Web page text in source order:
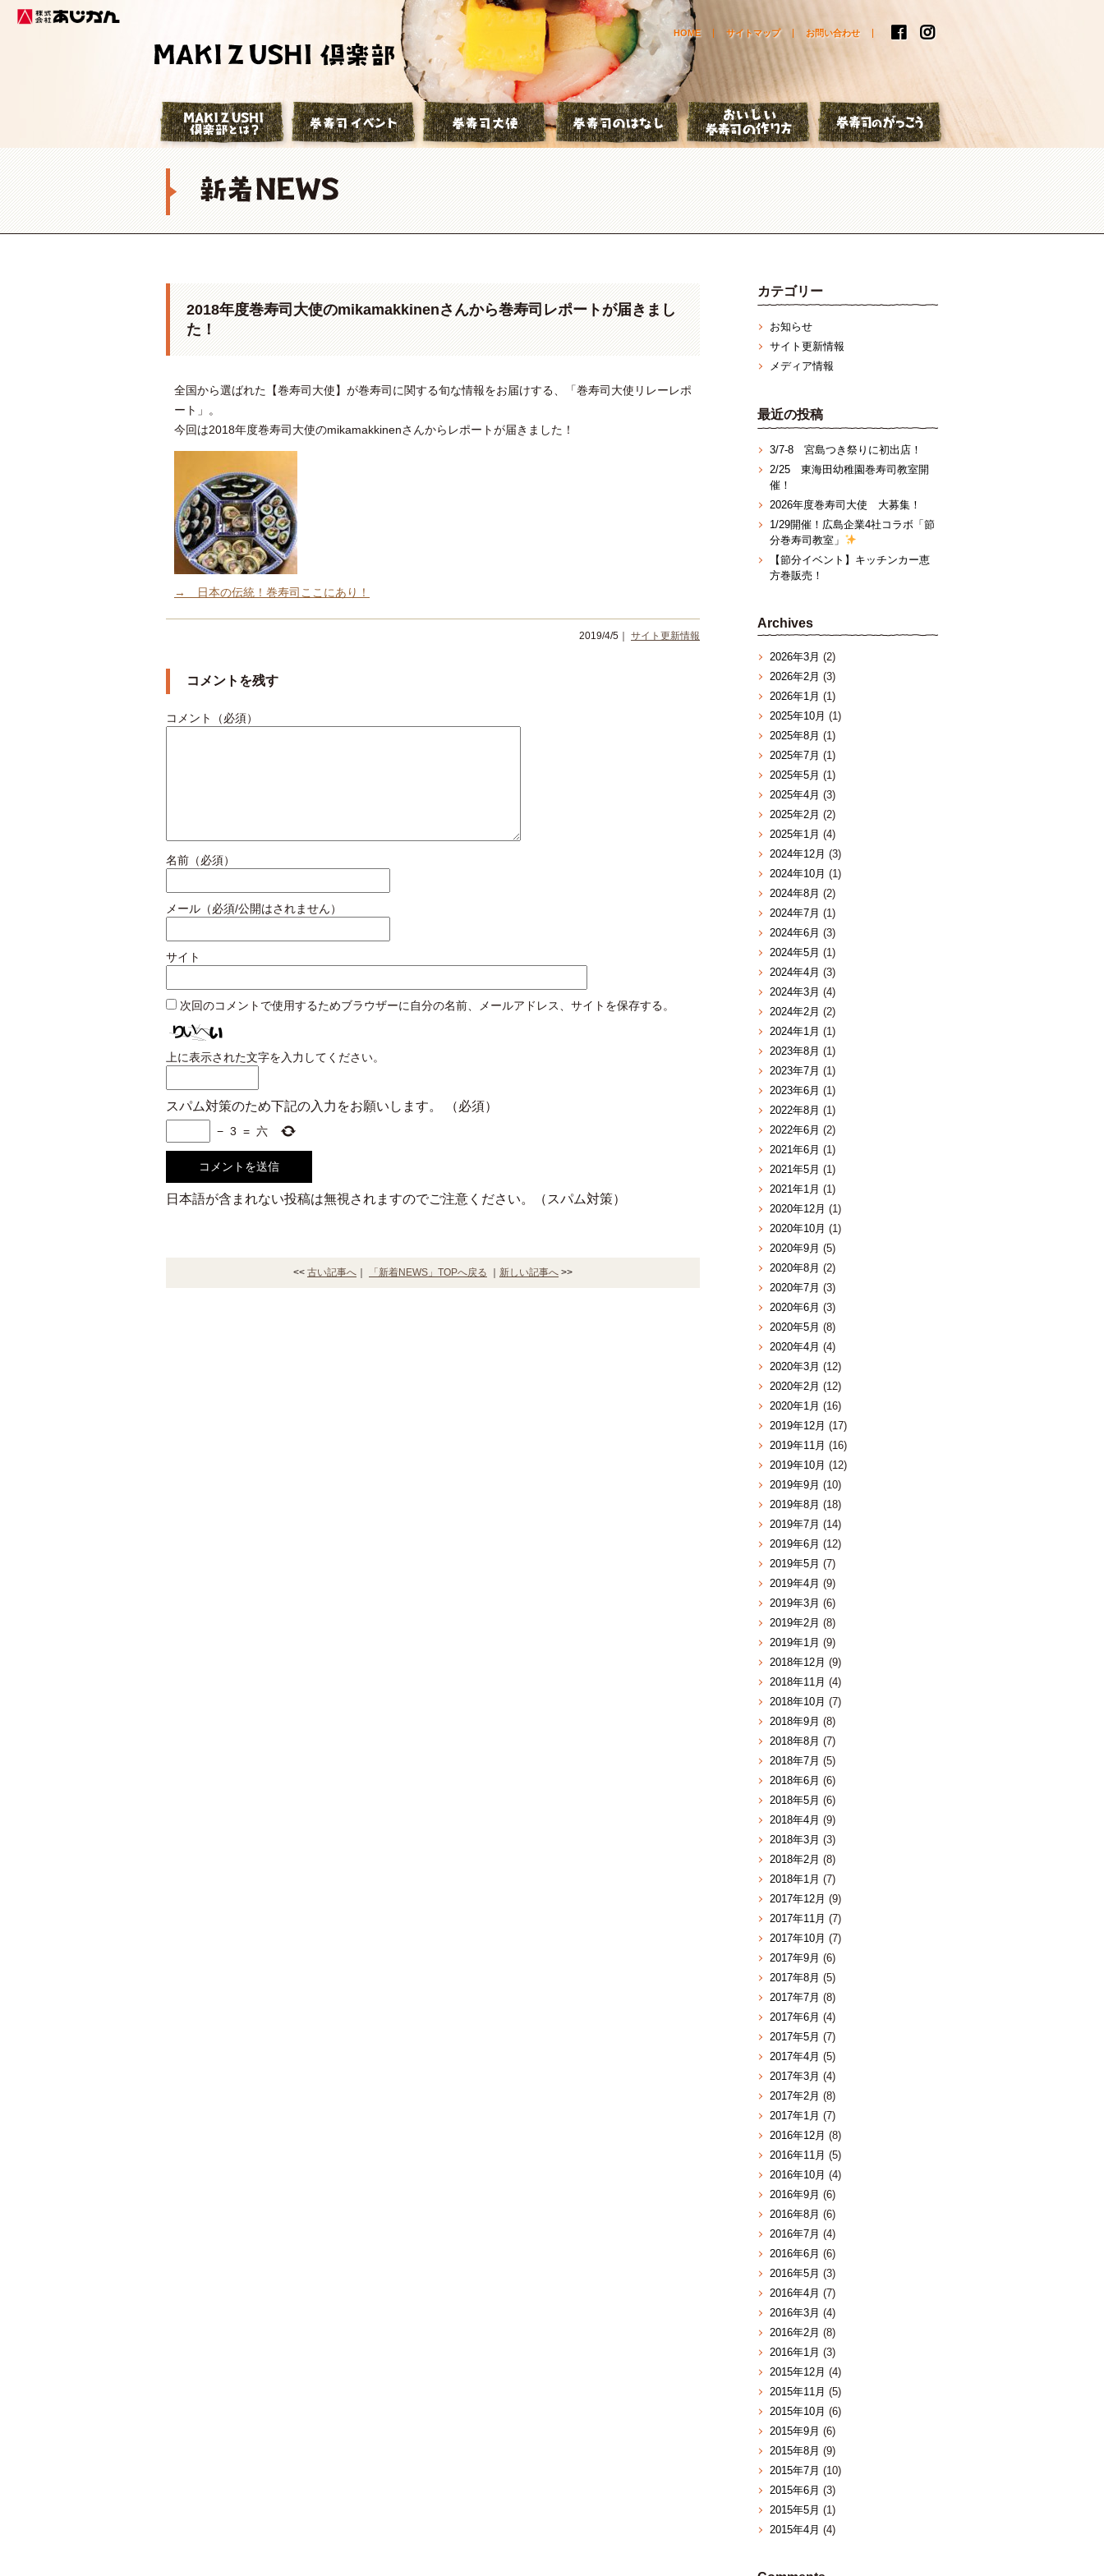
株式会社あじかん お問い合わせ
サイトマップ
HOME
巻寿司倶楽部とは？ 巻寿司イベント 巻寿司大使 巻寿司のはなし おいしい巻寿司の作り方
2018年度巻寿司大使のmikamakkinenさんから巻寿司レポートが届きまし
た！
全国から選ばれた【巻寿司大使】が巻寿司に関する旬な情報をお届けする、「巻寿司大使リレーレポ
ート」。
今回は2018年度巻寿司大使のmikamakkinenさんからレポートが届きました！
→ 日本の伝統！巻寿司ここにあり！
2019/4/5｜ サイト更新情報
コメントを残す
コメント（必須）
名前（必須）
メール（必須/公開はされません）
サイト
次回のコメントで使用するためブラウザーに自分の名前、メールアドレス、サイトを保存する。
上に表示された文字を入力してください。
スパム対策のため下記の入力をお願いします。 （必須）
− 3 = 六
日本語が含まれない投稿は無視されますのでご注意ください。（スパム対策）
<< 古い記事へ 「新着NEWS」TOPへ戻る 新しい記事へ >>
カテゴリー
お知らせ
サイト更新情報
メディア情報
最近の投稿
3/7‐8 宮島つき祭りに初出店！
2/25 東海田幼稚園巻寿司教室開
催！
2026年度巻寿司大使 大募集！
1/29開催！広島企業4社コラボ「節
分巻寿司教室」
【節分イベント】キッチンカー恵
方巻販売！
Archives
2026年3月 (2)
2026年2月 (3)
2026年1月 (1)
2025年10月 (1)
2025年8月 (1)
2025年7月 (1)
2025年5月 (1)
2025年4月 (3)
2025年2月 (2)
2025年1月 (4)
2024年12月 (3)
2024年10月 (1)
2024年8月 (2)
2024年7月 (1)
2024年6月 (3)
2024年5月 (1)
2024年4月 (3)
2024年3月 (4)
2024年2月 (2)
2024年1月 (1)
2023年8月 (1)
2023年7月 (1)
2023年6月 (1)
2022年8月 (1)
2022年6月 (2)
2021年6月 (1)
2021年5月 (1)
2021年1月 (1)
2020年12月 (1)
2020年10月 (1)
2020年9月 (5)
2020年8月 (2)
2020年7月 (3)
2020年6月 (3)
2020年5月 (8)
2020年4月 (4)
2020年3月 (12)
2020年2月 (12)
2020年1月 (16)
2019年12月 (17)
2019年11月 (16)
2019年10月 (12)
2019年9月 (10)
2019年8月 (18)
2019年7月 (14)
2019年6月 (12)
2019年5月 (7)
2019年4月 (9)
2019年3月 (6)
2019年2月 (8)
2019年1月 (9)
2018年12月 (9)
2018年11月 (4)
2018年10月 (7)
2018年9月 (8)
2018年8月 (7)
2018年7月 (5)
2018年6月 (6)
2018年5月 (6)
2018年4月 (9)
2018年3月 (3)
2018年2月 (8)
2018年1月 (7)
2017年12月 (9)
2017年11月 (7)
2017年10月 (7)
2017年9月 (6)
2017年8月 (5)
2017年7月 (8)
2017年6月 (4)
2017年5月 (7)
2017年4月 (5)
2017年3月 (4)
2017年2月 (8)
2017年1月 (7)
2016年12月 (8)
2016年11月 (5)
2016年10月 (4)
2016年9月 (6)
2016年8月 (6)
2016年7月 (4)
2016年6月 (6)
2016年5月 (3)
2016年4月 (7)
2016年3月 (4)
2016年2月 (8)
2016年1月 (3)
2015年12月 (4)
2015年11月 (5)
2015年10月 (6)
2015年9月 (6)
2015年8月 (9)
2015年7月 (10)
2015年6月 (3)
2015年5月 (1)
2015年4月 (4)